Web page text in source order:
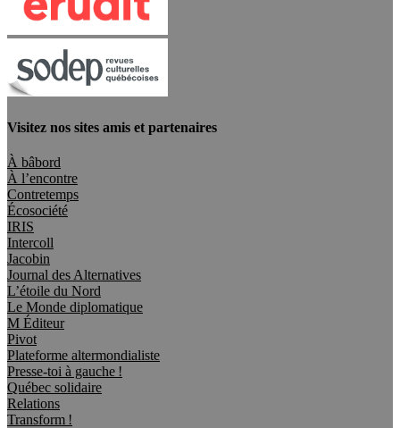
Visitez nos sites amis et partenaires
À bâbord
À l’encontre
Contretemps
Écosociété
IRIS
Intercoll
Jacobin
Journal des Alternatives
L’étoile du Nord
Le Monde diplomatique
M Éditeur
Pivot
Plateforme altermondialiste
Presse-toi à gauche !
Québec solidaire
Relations
Transform !